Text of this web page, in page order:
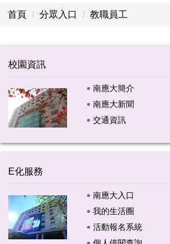
首頁 分眾入口 教職員工
校園資訊
南應大簡介
南應大新聞
交通資訊
E化服務
南應大入口
我的生活圈
活動報名系統